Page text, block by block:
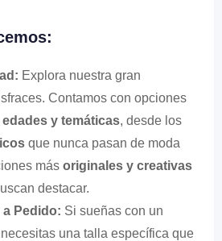
Explora nuestra gran
Contamos con opciones
y temáticas, desde los
que nunca pasan de moda
más originales y creativas
destacar.
Pedido: Si sueñas con un
una talla específica que